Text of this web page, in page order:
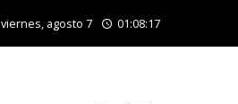
viernes, agosto 7 01:08:18